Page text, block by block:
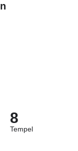
8
Tempel